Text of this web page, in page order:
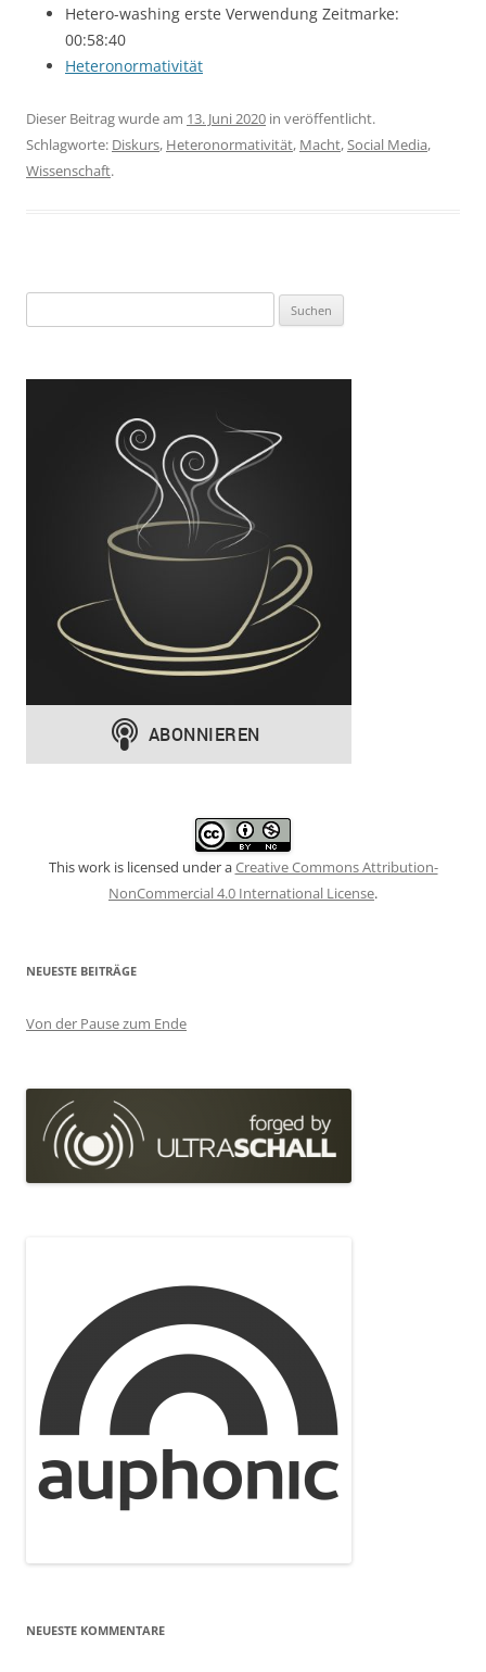
Hetero-washing erste Verwendung Zeitmarke:
00:58:40
Heteronormativität
Dieser Beitrag wurde am 13. Juni 2020 in veröffentlicht.
Schlagworte: Diskurs, Heteronormativität, Macht,Social Media,
Wissenschaft.
nach:
This work is licensed under aCreative Commons Attribution-
NonCommercial 4.0 International License.
NEUESTE BEITRÄGE
Von der Pause zum Ende
NEUESTE KOMMENTARE